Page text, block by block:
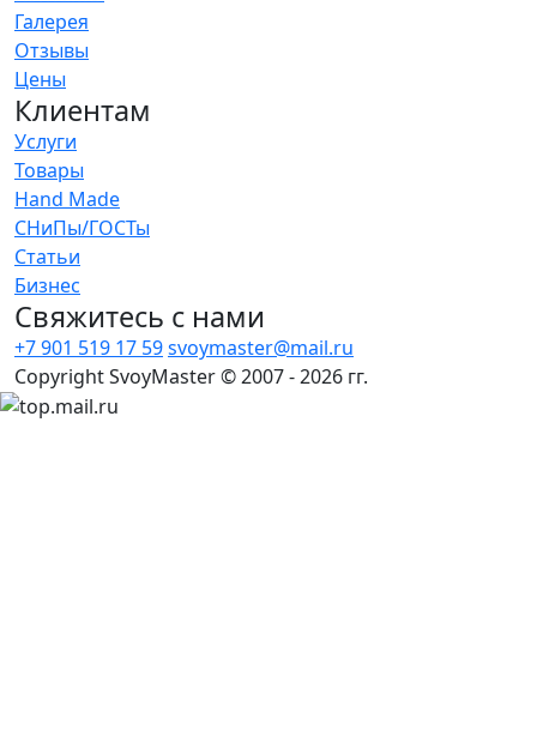
Галерея
Отзывы
Цены
Клиентам
Услуги
Товары
Hand Made
СНиПы/ГОСТы
Статьи
Бизнес
Свяжитесь с нами
+7 901 519 17 59svoymaster@mail.ru
Copyright SvoyMaster © 2007 - 2026 гг.